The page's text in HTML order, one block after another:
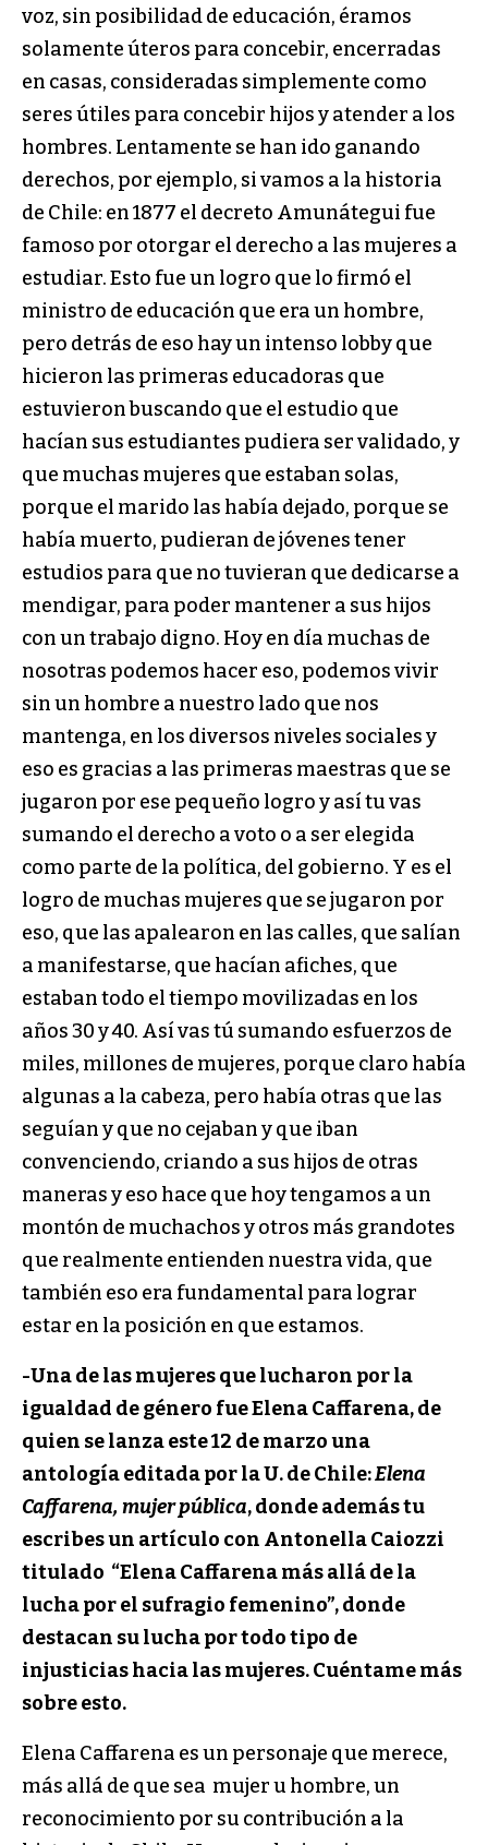
voz, sin posibilidad de educación, éramos
solamente úteros para concebir, encerradas
en casas, consideradas simplemente como
seres útiles para concebir hijos y atender a los
hombres. Lentamente se han ido ganando
derechos, por ejemplo, si vamos a la historia
de Chile: en 1877 el decreto Amunátegui fue
famoso por otorgar el derecho a las mujeres a
estudiar. Esto fue un logro que lo firmó el
ministro de educación que era un hombre,
pero detrás de eso hay un intenso lobby que
hicieron las primeras educadoras que
estuvieron buscando que el estudio que
hacían sus estudiantes pudiera ser validado, y
que muchas mujeres que estaban solas,
porque el marido las había dejado, porque se
había muerto, pudieran de jóvenes tener
estudios para que no tuvieran que dedicarse a
mendigar, para poder mantener a sus hijos
con un trabajo digno. Hoy en día muchas de
nosotras podemos hacer eso, podemos vivir
sin un hombre a nuestro lado que nos
mantenga, en los diversos niveles sociales y
eso es gracias a las primeras maestras que se
jugaron por ese pequeño logro y así tu vas
sumando el derecho a voto o a ser elegida
como parte de la política, del gobierno. Y es el
logro de muchas mujeres que se jugaron por
eso, que las apalearon en las calles, que salían
a manifestarse, que hacían afiches, que
estaban todo el tiempo movilizadas en los
años 30 y 40. Así vas tú sumando esfuerzos de
miles, millones de mujeres, porque claro había
algunas a la cabeza, pero había otras que las
seguían y que no cejaban y que iban
convenciendo, criando a sus hijos de otras
maneras y eso hace que hoy tengamos a un
montón de muchachos y otros más grandotes
que realmente entienden nuestra vida, que
también eso era fundamental para lograr
estar en la posición en que estamos.
-Una de las mujeres que lucharon por la
igualdad de género fue Elena Caffarena, de
quien se lanza este 12 de marzo una
antología editada por la U. de Chile:Elena
Caffarena, mujer pública, donde además tu
escribes un artículo con Antonella Caiozzi
titulado “Elena Caffarena más allá de la
lucha por el sufragio femenino”, donde
destacan su lucha por todo tipo de
injusticias hacia las mujeres. Cuéntame más
sobre esto.
Elena Caffarena es un personaje que merece,
más allá de que sea mujer u hombre, un
reconocimiento por su contribución a la